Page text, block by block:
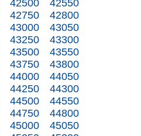
42500
42550
42750
42800
43000
43050
43250
43300
43500
43550
43750
43800
44000
44050
44250
44300
44500
44550
44750
44800
45000
45050